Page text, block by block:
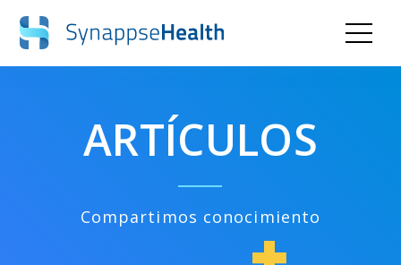
ARTÍCULOS
Compartimos conocimiento